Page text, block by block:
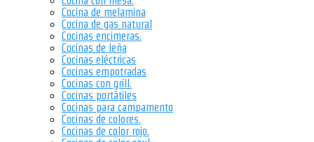
Cocina de melamina
Cocina de gas natural
Cocinas encimeras.
Cocinas de leña
Cocinas eléctricas
Cocinas empotradas
Cocinas con grill.
Cocinas portátiles
Cocinas para campamento
Cocinas de colores.
Cocinas de color rojo.